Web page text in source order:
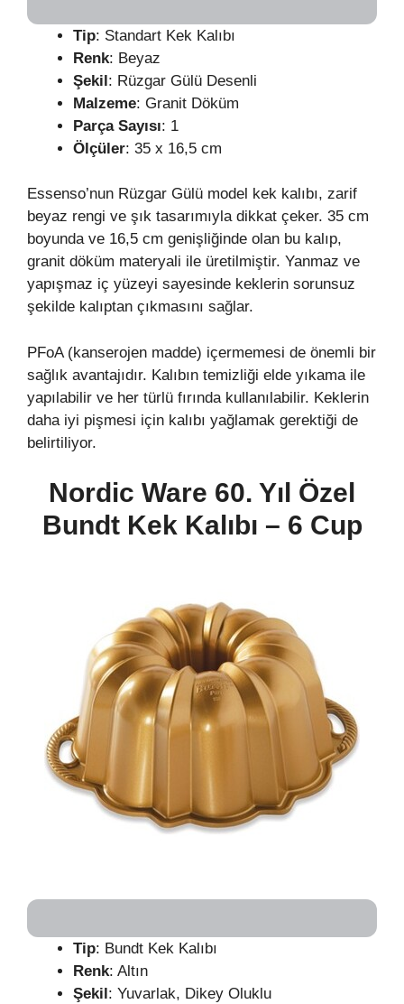
Tip: Standart Kek Kalıbı
Renk: Beyaz
Şekil: Rüzgar Gülü Desenli
Malzeme: Granit Döküm
Parça Sayısı: 1
Ölçüler: 35 x 16,5 cm
Essenso’nun Rüzgar Gülü model kek kalıbı, zarif
beyaz rengi ve şık tasarımıyla dikkat çeker. 35 cm
boyunda ve 16,5 cm genişliğinde olan bu kalıp,
granit döküm materyali ile üretilmiştir. Yanmaz ve
yapışmaz iç yüzeyi sayesinde keklerin sorunsuz
şekilde kalıptan çıkmasını sağlar.
PFoA (kanserojen madde) içermemesi de önemli bir
sağlık avantajıdır. Kalıbın temizliği elde yıkama ile
yapılabilir ve her türlü fırında kullanılabilir. Keklerin
daha iyi pişmesi için kalıbı yağlamak gerektiği de
belirtiliyor.
Nordic Ware 60. Yıl Özel
Bundt Kek Kalıbı – 6 Cup
Tip: Bundt Kek Kalıbı
Renk: Altın
Şekil: Yuvarlak, Dikey Oluklu